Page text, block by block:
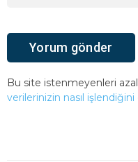
Bu site istenmeyenleri
verilerinizin nasıl